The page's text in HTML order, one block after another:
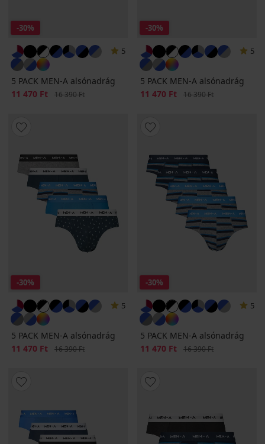
-30%
5
5 PACK MEN-A alsónadrág
Kedvezmény
11 470 Ft Eredeti ár
16 390 Ft
-30%
5
5 PACK MEN-A alsónadrág
Kedvezmény
11 470 Ft Eredeti ár
16 390 Ft
-30%
5
5 PACK MEN-A alsónadrág
Kedvezmény
11 470 Ft Eredeti ár
16 390 Ft
-30%
5
5 PACK MEN-A alsónadrág
Kedvezmény
11 470 Ft Eredeti ár
16 390 Ft